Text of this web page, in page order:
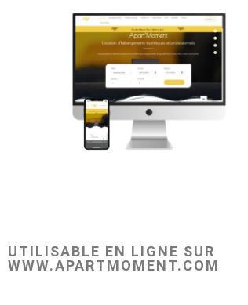
UTILISABLE EN LIGNE SUR
WWW.APARTMOMENT.COM